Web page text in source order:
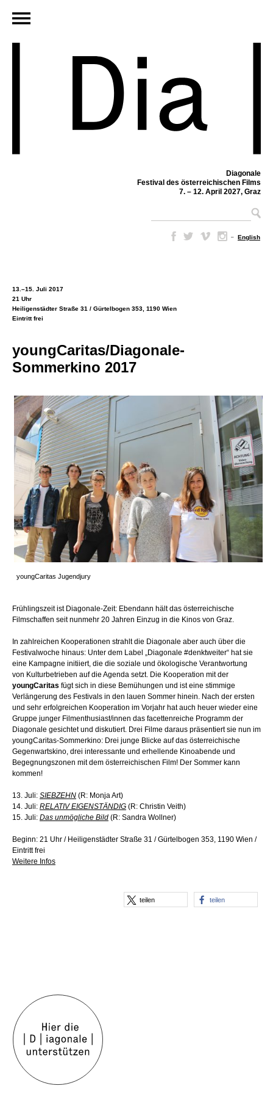
Diagonale
Festival des österreichischen Films
7. – 12. April 2027, Graz
– English
13.–15. Juli 2017
21 Uhr
Heiligenstädter Straße 31 / Gürtelbogen 353, 1190 Wien
Eintritt frei
youngCaritas/Diagonale-
Sommerkino 2017
youngCaritas Jugendjury
Frühlingszeit ist Diagonale-Zeit: Ebendann hält das österreichische
Filmschaffen seit nunmehr 20 Jahren Einzug in die Kinos von Graz.
In zahlreichen Kooperationen strahlt die Diagonale aber auch über die
Festivalwoche hinaus: Unter dem Label „Diagonale #denktweiter“ hat sie
eine Kampagne initiiert, die die soziale und ökologische Verantwortung
von Kulturbetrieben auf die Agenda setzt. Die Kooperation mit der
youngCaritas fügt sich in diese Bemühungen und ist eine stimmige
Verlängerung des Festivals in den lauen Sommer hinein. Nach der ersten
und sehr erfolgreichen Kooperation im Vorjahr hat auch heuer wieder eine
Gruppe junger Filmenthusiast/innen das facettenreiche Programm der
Diagonale gesichtet und diskutiert. Drei Filme daraus präsentiert sie nun im
youngCaritas-Sommerkino: Drei junge Blicke auf das österreichische
Gegenwartskino, drei interessante und erhellende Kinoabende und
Begegnungszonen mit dem österreichischen Film! Der Sommer kann
kommen!
13. Juli: SIEBZEHN (R: Monja Art)
14. Juli: RELATIV EIGENSTÄNDIG (R: Christin Veith)
15. Juli: Das unmögliche Bild (R: Sandra Wollner)
Beginn: 21 Uhr / Heiligenstädter Straße 31 / Gürtelbogen 353, 1190 Wien /
Eintritt frei
Weitere Infos
teilen teilen